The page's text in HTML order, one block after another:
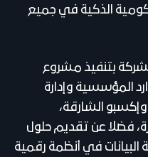
الذكية في جميع
بتنفيذ مشروع
المؤسسية وإدارة
الشارقة،
فضلا عن تقديم حلول
في أنظمة رقمية